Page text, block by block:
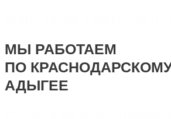
МЫ РАБОТАЕМ
ПО
АДЫГЕЕ